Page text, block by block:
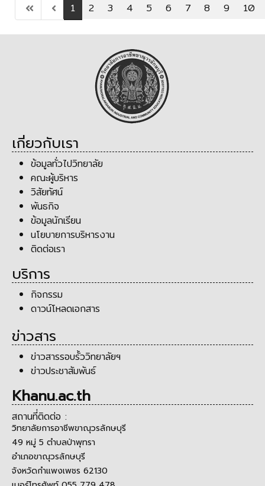
1 2 3 4 5 6 7 8 9 10
เกี่ยวกับเรา
ข้อมูลทั่วไปวิทยาลัย
คณะผู้บริหาร
วิสัยทัศน์
พันธกิจ
ข้อมูลนักเรียน
นโยบายการบริหารงาน
ติดต่อเรา
บริการ
กิจกรรม
ดาวน์โหลดเอกสาร
ข่าวสาร
ข่าวสารรอบรั้ววิทยาลัยฯ
ข่าวประชาสัมพันธ์
Khanu.ac.th
สถานที่ติดต่อ :
วิทยาลัยการอาชีพขาณุวรลักษบุรี
49 หมู่ 5 ตำบลป่าพุทรา
อำเภอขาณุวรลักษบุรี
จังหวัดกำแพงเพชร 62130